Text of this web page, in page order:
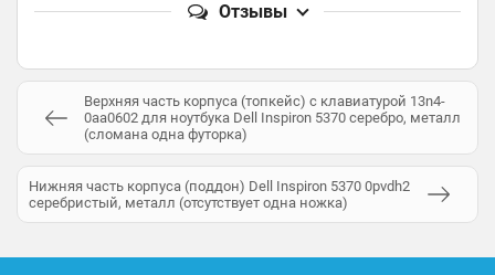
Отзывы
Верхняя часть корпуса (топкейс) с клавиатурой 13n4-
0aa0602 для ноутбука Dell Inspiron 5370 серебро, металл
(сломана одна футорка)
Нижняя часть корпуса (поддон) Dell Inspiron 5370 0pvdh2
серебристый, металл (отсутствует одна ножка)